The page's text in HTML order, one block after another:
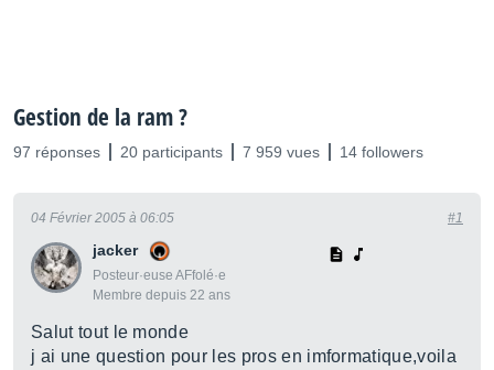
Gestion de la ram ?
97 réponses 20 participants 7 959 vues 14 followers
jacker
Posteur·euse AFfolé·e
Membre depuis 22 ans
04 Février 2005 à 06:05 #1
Salut tout le monde
j ai une question pour les pros en imformatique,voila